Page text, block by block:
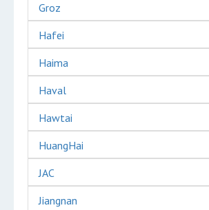
Groz
Hafei
Haima
Haval
Hawtai
HuangHai
JAC
Jiangnan